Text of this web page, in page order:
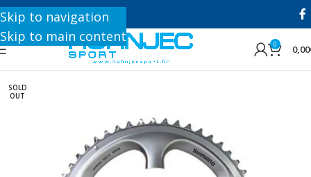
Skip to navigation
Skip to main content
+385 1 8896 200
0 0,00
SOLD
OUT